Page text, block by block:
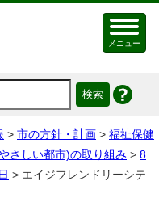
メニュー
> 市の方針・計画 > 福祉保健
さしい都市)の取り組み > 8
> エイジフレンドリーシテ